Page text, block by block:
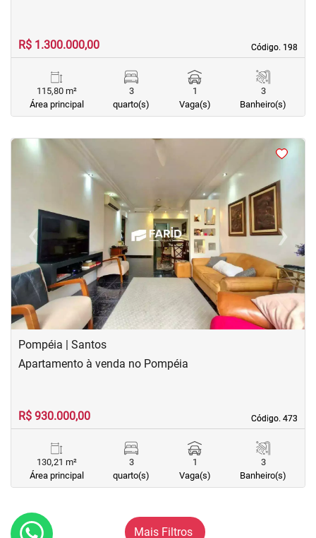
Mais Filtros
Código. 198
Código. 198
R$ 1.300.000,00
115,80 m²
Área principal
3
quarto(s)
1
Vaga(s)
3
Banheiro(s)
< <<<
‹
Previous ›Next
Pompéia | Santos
Código. 473
Código. 473
Apartamento à venda no Pompéia
R$ 930.000,00
130,21 m²
Área principal
3
quarto(s)
1
Vaga(s)
3
Banheiro(s)